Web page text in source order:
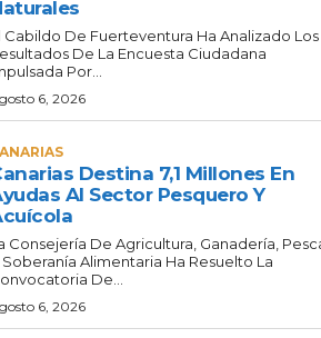
Cabildo De Fuerteventura Ha Analizado Los
De La Encuesta Ciudadana
Por...
6, 2026
Destina 7,1 Millones En
Al Sector Pesquero Y
Consejería De Agricultura, Ganadería,
Soberanía Alimentaria Ha Resuelto La
De...
6, 2026